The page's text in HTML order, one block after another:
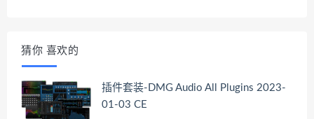
猜你 喜欢的
插件套装-DMG Audio All Plugins 2023-
01-03 CE